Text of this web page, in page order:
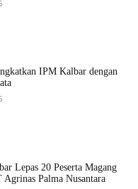
IPM Kalbar dengan
Lepas 20 Peserta Magang
Palma Nusantara